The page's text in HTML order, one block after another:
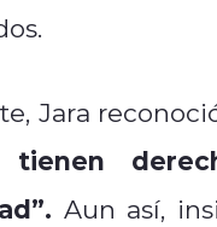
Jara
tienen
Aun así,